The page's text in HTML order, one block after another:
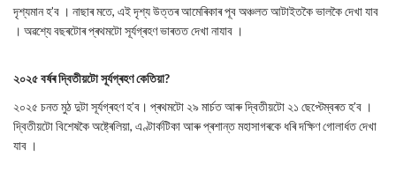
দৃশ্যমান হ’ব । নাছাৰ মতে, এই দৃশ্য উত্তৰ আমেৰিকাৰ পূব অঞ্চলত আটাইতকৈ ভালকৈ দেখা যাব
। অৱশ্যে বছৰটোৰ প্ৰথমটো সূৰ্যগ্ৰহণ ভাৰতত দেখা নাযাব ।
২০২৫ বৰ্ষৰ দ্বিতীয়টো সূৰ্যগ্ৰহণ কেতিয়া?
২০২৫ চনত মুঠ দুটা সূৰ্যগ্ৰহণ হ’ব। প্ৰথমটো ২৯ মাৰ্চত আৰু দ্বিতীয়টো ২১ ছেপ্টেম্বৰত হ’ব ।
দ্বিতীয়টো বিশেষকৈ অষ্ট্ৰেলিয়া, এণ্টাৰ্কটিকা আৰু প্ৰশান্ত মহাসাগৰকে ধৰি দক্ষিণ গোলাৰ্ধত দেখা
যাব ।